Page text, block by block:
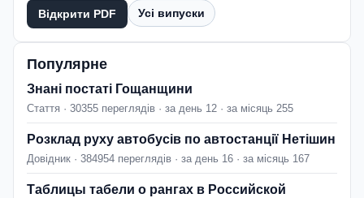
Відкрити PDF Усі випуски
Популярне
Знані постаті Гощанщини
Стаття · 30355 переглядів · за день 12 · за місяць 255
Розклад руху автобусів по автостанції Нетішин
Довідник · 384954 переглядів · за день 16 · за місяць 167
Таблицы табели о рангах в Российской